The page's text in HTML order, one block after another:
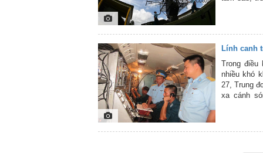
hoang
Lính canh
Trong điều
nhiều khó
27, Trung
xa cánh
luôn hoàn